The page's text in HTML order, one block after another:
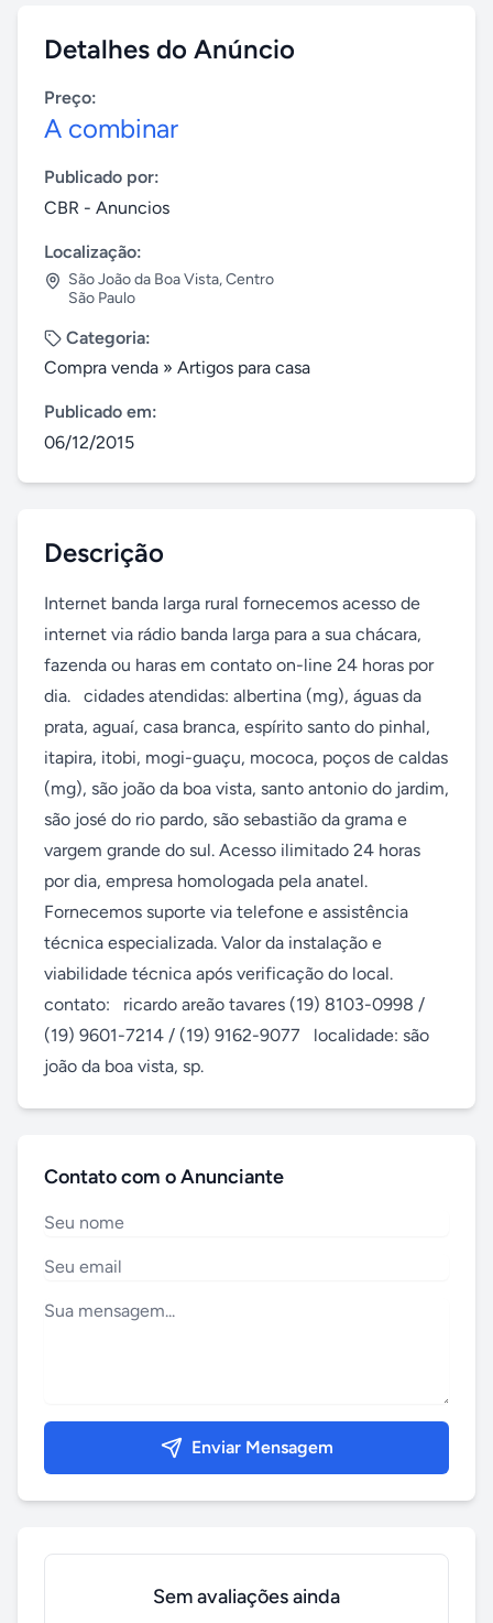
Detalhes do Anúncio
Preço:
A combinar
Publicado por:
CBR - Anuncios
Localização:
São João da Boa Vista,Centro
São Paulo
Categoria:
Compra venda » Artigos para casa
Publicado em:
06/12/2015
Descrição
Internet banda larga rural fornecemos acesso de
internet via rádio banda larga para a sua chácara,
fazenda ou haras em contato on-line 24 horas por
dia.   cidades atendidas: albertina (mg), águas da
prata, aguaí, casa branca, espírito santo do pinhal,
itapira, itobi, mogi-guaçu, mococa, poços de caldas
(mg), são joão da boa vista, santo antonio do jardim,
são josé do rio pardo, são sebastião da grama e
vargem grande do sul. Acesso ilimitado 24 horas
por dia, empresa homologada pela anatel.
Fornecemos suporte via telefone e assistência
técnica especializada. Valor da instalação e
viabilidade técnica após verificação do local.
contato:   ricardo areão tavares (19) 8103-0998 /
(19) 9601-7214 / (19) 9162-9077   localidade: são
joão da boa vista, sp.
Contato com o Anunciante
Enviar Mensagem
Sem avaliações ainda